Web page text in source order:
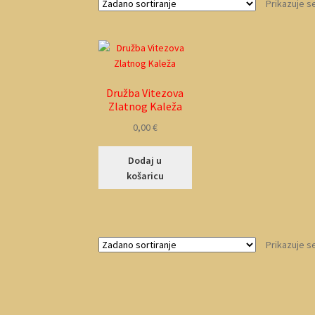
Prikazuje
Družba Vitezova
Zlatnog Kaleža
0,00€
Dodaj u
košaricu
Prikazuje